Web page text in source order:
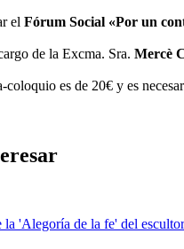
el Fórum Social «Por un
de la Excma. Sra. Mercè
es de 20€ y es
'Alegoría de la fe' del